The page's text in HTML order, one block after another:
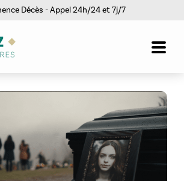
Décès - Appel 24h/24 et 7j/7